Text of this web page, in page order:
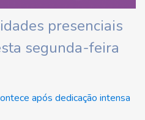
presenciais
segunda-feira
após dedicação intensa